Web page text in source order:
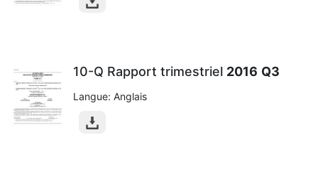
10-Q Rapport trimestriel 2016 Q3
Langue: Anglais